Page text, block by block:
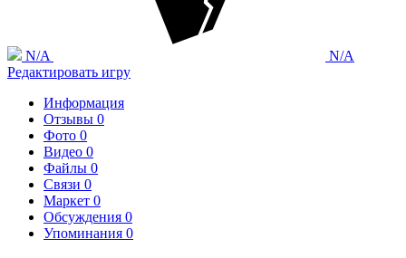
N/A
N/A
Редактировать игру
Информация
Отзывы 0
Фото 0
Видео 0
Файлы 0
Связи 0
Маркет 0
Обсуждения 0
Упоминания 0